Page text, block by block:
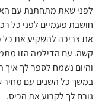
לפני שאת מתחתנת עם
חושבת פעמיים לפני כל
את צריכה להשקיע את כל
קשה. עם הדילמה הזו
והיום נשמח לספר לך איך
במשך כל השנים עם
גורם לך לקרוע את הכיס.